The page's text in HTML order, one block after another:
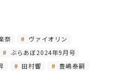
祭
ヴァイオリン
ぶらあぼ2024年9月号
田村響
豊嶋泰嗣